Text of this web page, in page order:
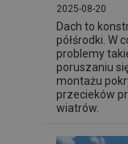
2025-08-20
Dach to
półśrodki. W
problemy
poruszaniu
montażu
przecieków
wiatrów.